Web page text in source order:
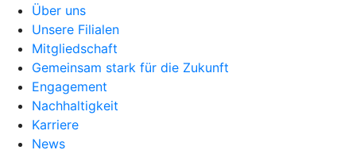
Über uns
Unsere Filialen
Mitgliedschaft
Gemeinsam stark für die Zukunft
Engagement
Nachhaltigkeit
Karriere
News